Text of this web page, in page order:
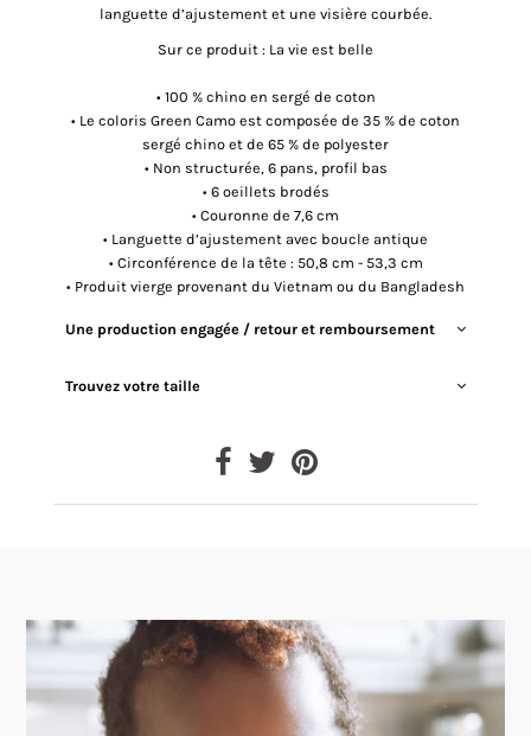
languette d’ajustement et une visière courbée.
Sur ce produit : La vie est belle
• 100 % chino en sergé de coton
• Le coloris Green Camo est composée de 35 % de coton
sergé chino et de 65 % de polyester
• Non structurée, 6 pans, profil bas
• 6 oeillets brodés
• Couronne de 7,6 cm
• Languette d’ajustement avec boucle antique
• Circonférence de la tête : 50,8 cm - 53,3 cm
• Produit vierge provenant du Vietnam ou du Bangladesh
Une production engagée / retour et remboursement
Trouvez votre taille